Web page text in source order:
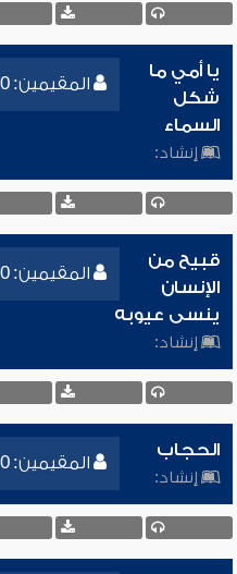
المقيمين: 0
يا أمي ما
شكل
السماء
إنشاد:
المقيمين: 0
قبيح من
الإنسان
ينسى عيوبه
إنشاد:
المقيمين: 0
الحجاب
إنشاد: